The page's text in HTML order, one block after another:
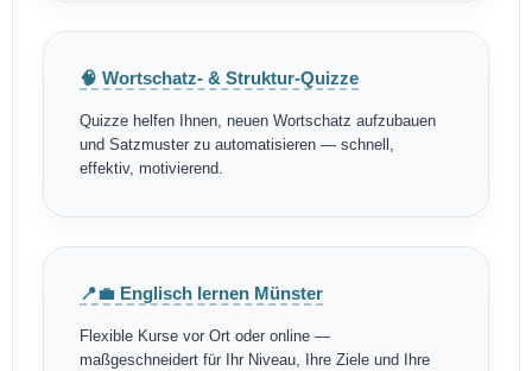
🧠 Wortschatz- & Struktur-Quizze
Quizze helfen Ihnen, neuen Wortschatz aufzubauen
und Satzmuster zu automatisieren — schnell,
effektiv, motivierend.
📍💼 Englisch lernen Münster
Flexible Kurse vor Ort oder online —
maßgeschneidert für Ihr Niveau, Ihre Ziele und Ihre